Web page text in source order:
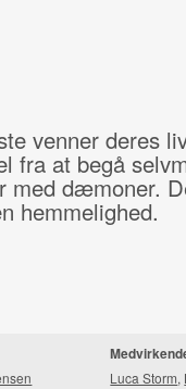
venner deres
fra at begå
med dæmoner.
hemmelighed.
Luca Storm,